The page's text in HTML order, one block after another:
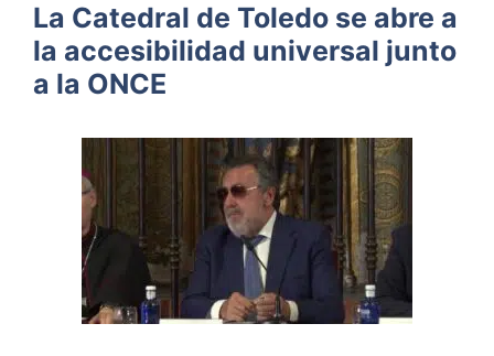
La Catedral de Toledo se abre a
la accesibilidad universal junto
a la ONCE